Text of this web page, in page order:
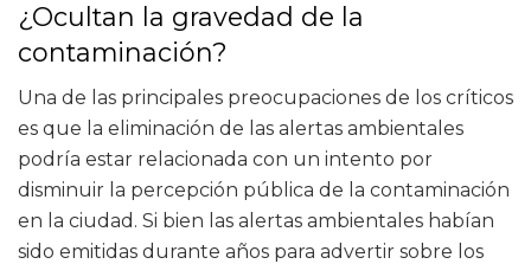
¿Ocultan la gravedad de la
contaminación?
Una de las principales preocupaciones de los críticos
es que la eliminación de las alertas ambientales
podría estar relacionada con un intento por
disminuir la percepción pública de la contaminación
en la ciudad. Si bien las alertas ambientales habían
sido emitidas durante años para advertir sobre los